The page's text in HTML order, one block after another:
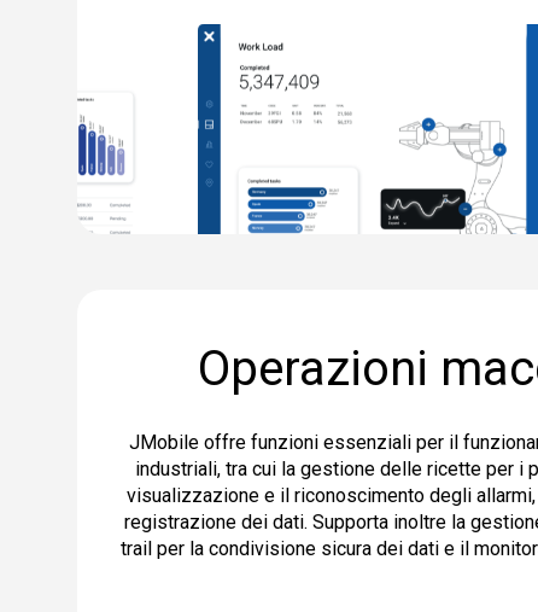
Operazioni
JMobile offre funzioni essenziali per il
industriali, tra cui la gestione delle ricette per i
visualizzazione e il riconoscimento degli
registrazione dei dati. Supporta inoltre la
trail per la condivisione sicura dei dati e il